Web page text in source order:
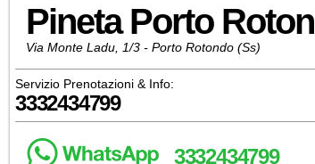
Pineta Porto
Via Monte Ladu, 1/3 - Porto Rotondo (Ss)
Servizio Prenotazioni & Info:
3332434799
3332434799